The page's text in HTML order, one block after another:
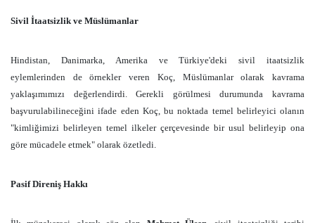
Sivil İtaatsizlik ve Müslümanlar
Hindistan, Danimarka, Amerika ve Türkiye'deki sivil itaatsizlik
eylemlerinden de örnekler veren Koç, Müslümanlar olarak kavrama
yaklaşımımızı değerlendirdi. Gerekli görülmesi durumunda kavrama
başvurulabilineceğini ifade eden Koç, bu noktada temel belirleyici olanın
"kimliğimizi belirleyen temel ilkeler çerçevesinde bir usul belirleyip ona
göre mücadele etmek" olarak özetledi.
Pasif Direniş Hakkı